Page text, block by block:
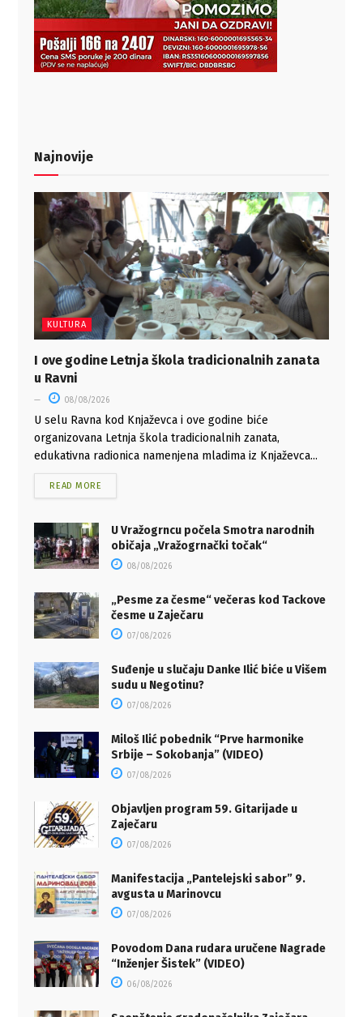
Najnovije
KULTURA
I ove godine Letnja škola tradicionalnih zanata
u Ravni
08/08/2026
U selu Ravna kod Knjaževca i ove godine biće
organizovana Letnja škola tradicionalnih zanata,
edukativna radionica namenjena mladima iz Knjaževca...
READ MORE
U Vražogrncu počela Smotra narodnih
običaja „Vražogrnački točak“
08/08/2026
„Pesme za česme“ večeras kod Tackove
česme u Zaječaru
07/08/2026
Suđenje u slučaju Danke Ilić biće u Višem
sudu u Negotinu?
07/08/2026
Miloš Ilić pobednik “Prve harmonike
Srbije – Sokobanja” (VIDEO)
07/08/2026
Objavljen program 59. Gitarijade u
Zaječaru
07/08/2026
Manifestacija „Pantelejski sabor” 9.
avgusta u Marinovcu
07/08/2026
Povodom Dana rudara uručene Nagrade
“Inženjer Šistek” (VIDEO)
06/08/2026